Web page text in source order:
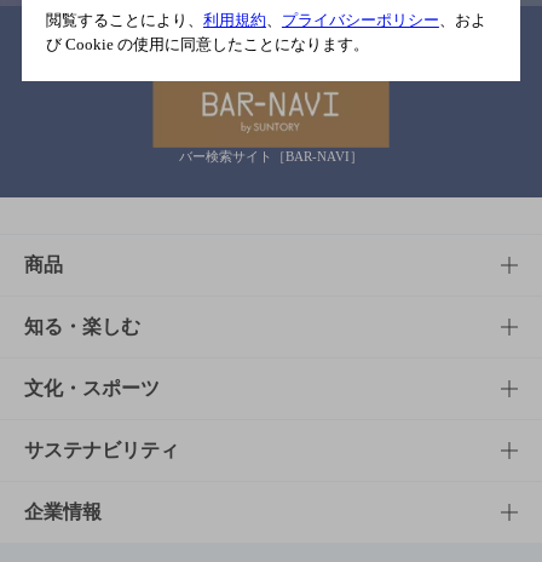
関連リンク
バー検索サイト［BAR-NAVI］
商品
商品TOP
商品一覧
商品発売情報
栄養成分一覧
知る・楽しむ
知る・楽しむTOP
キャンペーン
工場見学
文化・スポーツ
文化・スポーツTOP
サントリーホール
サステナビリティ
サステナビリティTOP
企業情報
閲覧することにより、 利用規約、 プライバシーポリシー、およ
び Cookie の使用に同意したことになります。